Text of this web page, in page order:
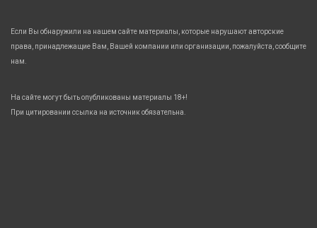
Если Вы обнаружили на нашем сайте материалы, которые нарушают авторские
права, принадлежащие Вам, Вашей компании или организации, пожалуйста, сообщите
нам.
На сайте могут быть опубликованы материалы 18+!
При цитировании ссылка на источник обязательна.